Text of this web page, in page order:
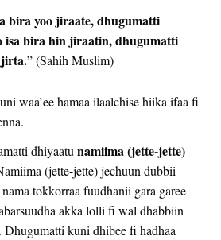
bira yoo jiraate, dhugumatti
isa bira hin jiraatin, dhugumatti
jirta.” (Sahih Muslim)
waa’ee hamaa ilaalchise hiika ifaa fi
dhiyaatu namiima (jette-jette)
(jette-jette) jechuun dubbii
tokkorraa fuudhanii gara garee
akka lolli fi wal dhabbiin
kuni dhibee fi hadhaa